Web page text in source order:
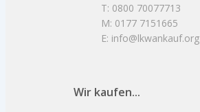
T: 0800 70077713
M: 0177 7151665
E: info@lkwankauf.org
Wir kaufen...